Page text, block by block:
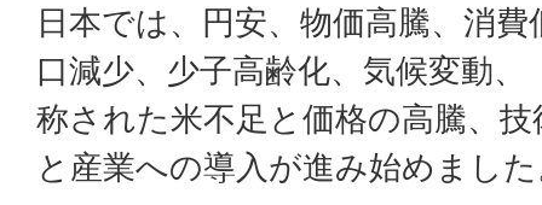
日本では、円安、物価高騰、消
口減少、少子高齢化、気候変動
称された米不足と価格の高騰、
と産業への導入が進み始めまし